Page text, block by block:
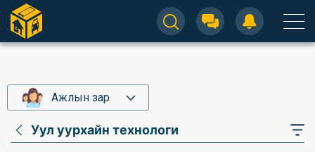
Ажлын зар
Уул уурхайн технологи